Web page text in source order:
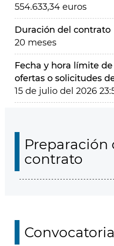
554.633,34 euros
Duración del contrato
20 meses
Fecha y hora límite
ofertas o solicitudes
15 de julio del 2026
Preparación
contrato
Convocatoria